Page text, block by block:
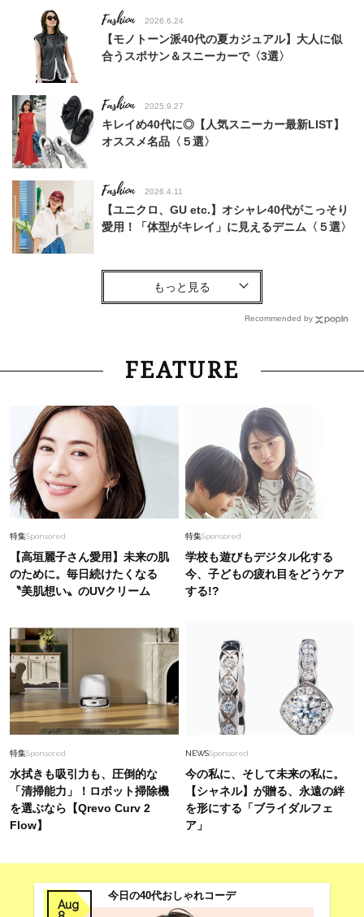
Fashion 2026.6.24
【モノトーン派40代の夏カジュアル】大人に似
合うスポサン＆スニーカーで〈3選〉
Fashion 2025.9.27
キレイめ40代に◎【人気スニーカー最新LIST】
オススメ名品〈５選〉
Fashion 2026.4.11
【ユニクロ、GU etc.】オシャレ40代がこっそり
愛用！「体型がキレイ」に見えるデニム〈５選〉
Lifestyle
26年夏の【開運アクション】は”ひと拭き”習
慣！「金運アップ→トイレ、じゃあ底上げ運
Fashion 2026.2.15
冬から春へのシフトは「白スカート」が簡単！
選〉
Fashion
【Tシャツ感覚で着られる】体型カバーもきれい
見えも！40代の『夏ブラウス』5選
《ユニクロ》この夏頼れるUV対策名品6選
【#Fumio名品】
東京初導入の焙煎機が注目のロースタリー、目黒
区・柿の木坂に「MU COFFEE（ム コーヒ
ー）」がOPEN
Beauty 2026.7.31
40代は洗顔選びから！石井美穂さんの「夏枯れ
肌対策」全部見せ【ハリケア・美白etc.】
Recommended by
FEATURE
特集Sponsored
【高垣麗子さん愛用】未来の肌
のために。毎日続けたくなる
〝美肌想い〟のUVクリーム
特集Sponsored
学校も遊びもデジタル化する
今、子どもの疲れ目をどうケア
する!?
特集Sponsored
水拭きも吸引力も、圧倒的な
「清掃能力」！ロボット掃除機
を選ぶなら【Qrevo Curv 2
Flow】
NEWSSponsored
今の私に、そして未来の私に。
【シャネル】が贈る、永遠の絆
を形にする「ブライダルフェ
ア」
Aug
今日の40代おしゃれコーデ